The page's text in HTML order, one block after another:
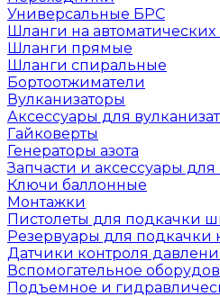
Универсальные БРС
Шланги на автоматических
Шланги прямые
Шланги спиральные
Бортоотжиматели
Вулканизаторы
Аксессуары для
Гайковерты
Генераторы азота
Запчасти и аксессуары для
Ключи баллонные
Монтажки
Пистолеты для подкачки
Резервуары для подкачки
Датчики контроля
Вспомогательное
Подъемное и